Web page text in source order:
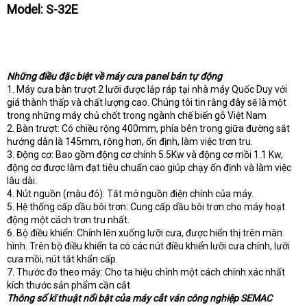
Model: S-32E
Những điều đặc biệt về máy cưa panel bán tự động
1. Máy cưa bàn trượt 2 lưỡi được lắp ráp tại nhà máy Quốc Duy với
giá thành thấp và chất lượng cao. Chúng tôi tin rằng đây sẽ là một
trong những máy chủ chốt trong ngành chế biến gỗ Việt Nam
2. Bàn trượt: Có chiều rộng 400mm, phía bên trong giữa đường sắt
hướng dẫn là 145mm, rộng hơn, ổn định, làm việc trơn tru.
3. Động cơ: Bao gồm động cơ chính 5.5Kw và động cơ mồi 1.1 Kw,
động cơ được làm đạt tiêu chuẩn cao giúp chạy ổn định và làm việc
lâu dài.
4. Nút nguồn (màu đỏ): Tắt mở nguồn điện chính của máy.
5. Hệ thống cấp dầu bôi trơn: Cung cấp dầu bôi trơn cho máy hoạt
động một cách trơn tru nhất.
6. Bộ điều khiển: Chỉnh lên xuống lưỡi cưa, được hiển thị trên màn
hình. Trên bộ điều khiển ta có các nút điều khiển lưỡi cưa chính, lưỡi
cưa mồi, nút tắt khẩn cấp.
7. Thước đo theo máy: Cho ta hiệu chỉnh một cách chính xác nhất
kích thước sản phẩm cần cắt
Thông số kĩ thuật nổi bật của máy cắt ván công nghiệp SEMAC